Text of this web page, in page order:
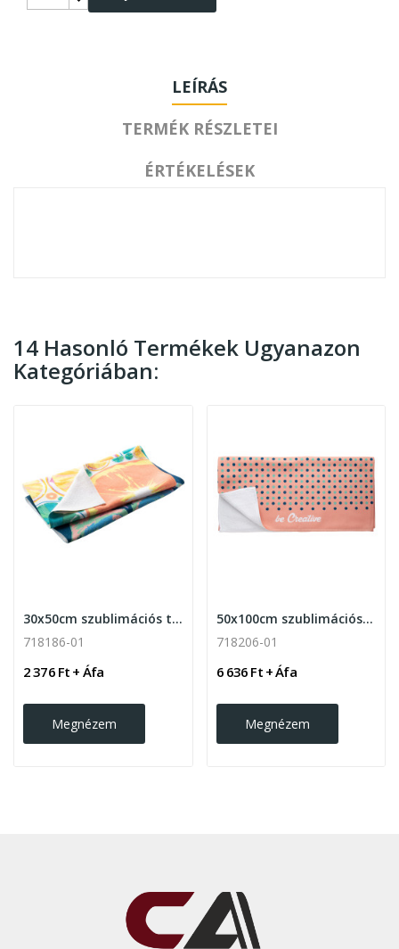
LEÍRÁS
TERMÉK RÉSZLETEI
ÉRTÉKELÉSEK
14 Hasonló Termékek Ugyanazon
Kategóriában:
30x50cm szublimációs törölköző 400gr, fehér
718186-01
2 376 Ft + Áfa
Megnézem
50x100cm szublimációs törölköző 400gr , fehér
718206-01
6 636 Ft + Áfa
Megnézem